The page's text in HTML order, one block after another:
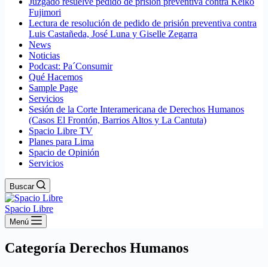
Fujimori
Lectura de resolución de pedido de prisión preventiva contra
Luis Castañeda, José Luna y Giselle Zegarra
News
Noticias
Podcast: Pa´Consumir
Qué Hacemos
Sample Page
Servicios
Sesión de la Corte Interamericana de Derechos Humanos
(Casos El Frontón, Barrios Altos y La Cantuta)
Spacio Libre TV
Planes para Lima
Spacio de Opinión
Servicios
Buscar
Spacio Libre
Menú
Categoría Derechos Humanos